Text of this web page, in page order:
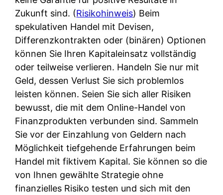
Zukunft sind. (Risikohinweis) Beim
spekulativen Handel mit Devisen,
Differenzkontrakten oder (binären) Optionen
können Sie Ihren Kapitaleinsatz vollständig
oder teilweise verlieren. Handeln Sie nur mit
Geld, dessen Verlust Sie sich problemlos
leisten können. Seien Sie sich aller Risiken
bewusst, die mit dem Online-Handel von
Finanzprodukten verbunden sind. Sammeln
Sie vor der Einzahlung von Geldern nach
Möglichkeit tiefgehende Erfahrungen beim
Handel mit fiktivem Kapital. Sie können so die
von Ihnen gewählte Strategie ohne
finanzielles Risiko testen und sich mit den